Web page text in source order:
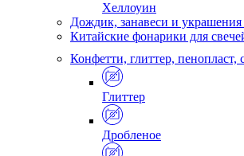
Хеллоуин
Дождик, занавеси и украшения
Китайские фонарики для
Конфетти, глиттер, пенопласт,
Глиттер
Дробленое